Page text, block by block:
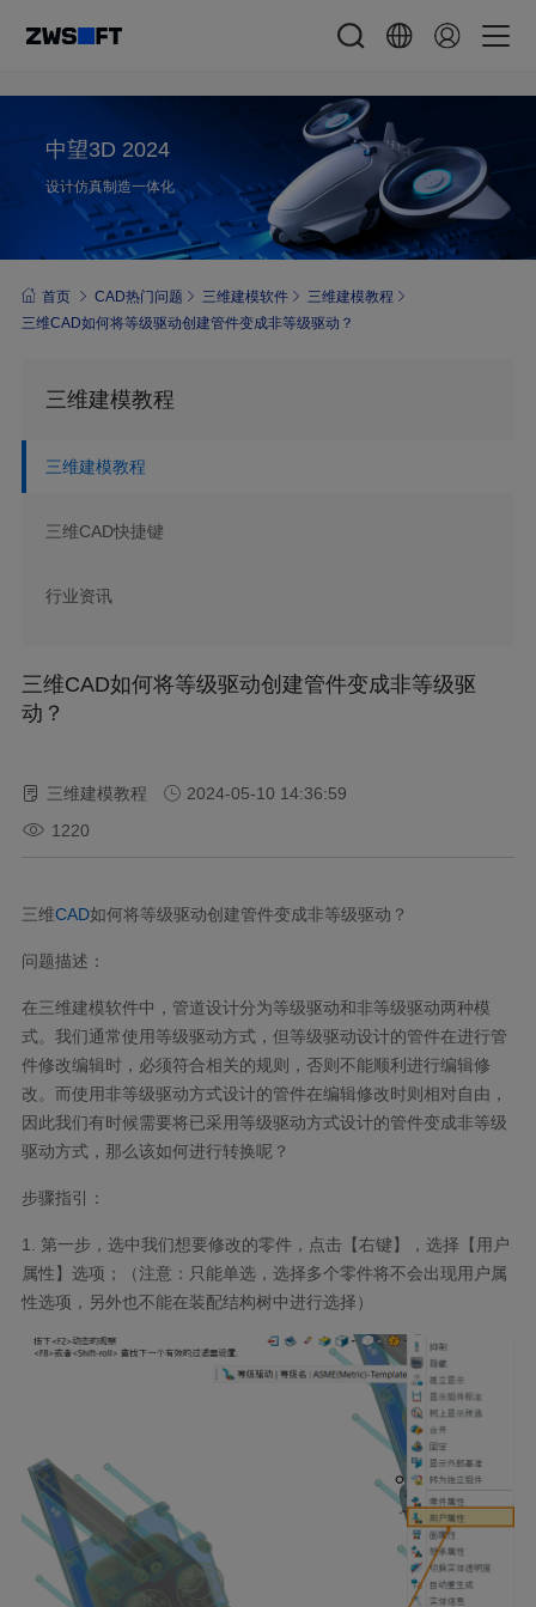
中望3D 2024
设计仿真制造一体化
首页 CAD热门问题 三维建模软件
三维建模教程
三维CAD如何将等级驱动创建管件变成非等级驱动？
三维建模教程
三维建模教程
三维CAD快捷键
行业资讯
三维CAD如何将等级驱动创建管件变成非等级驱
动？
三维建模教程
2024-05-10 14:36:59
1220
三维CAD如何将等级驱动创建管件变成非等级驱动？
问题描述：
在三维建模软件中，管道设计分为等级驱动和非等级驱动两种模
式。我们通常使用等级驱动方式，但等级驱动设计的管件在进行管
件修改编辑时，必须符合相关的规则，否则不能顺利进行编辑修
改。而使用非等级驱动方式设计的管件在编辑修改时则相对自由，
因此我们有时候需要将已采用等级驱动方式设计的管件变成非等级
驱动方式，那么该如何进行转换呢？
步骤指引：
1. 第一步，选中我们想要修改的零件，点击【右键】，选择【用户
属性】选项；（注意：只能单选，选择多个零件将不会出现用户属
性选项，另外也不能在装配结构树中进行选择）